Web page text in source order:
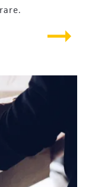
arrow_right_alt